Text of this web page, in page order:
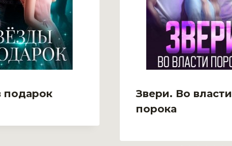
подарок
Звери. Во власти
порока